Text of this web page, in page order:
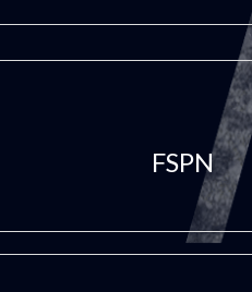
FSPN